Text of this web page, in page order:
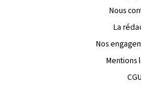
Nous
La
Nos
Mentions
CGU